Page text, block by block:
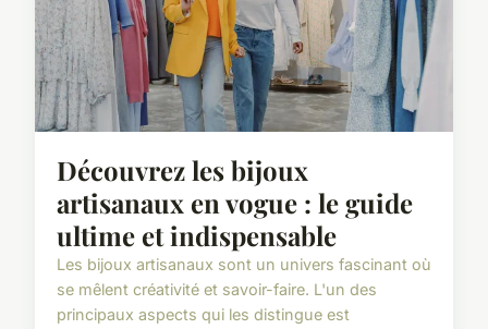
Découvrez les bijoux
artisanaux en vogue : le guide
ultime et indispensable
Les bijoux artisanaux sont un univers fascinant où
se mêlent créativité et savoir-faire. L'un des
principaux aspects qui les distingue est